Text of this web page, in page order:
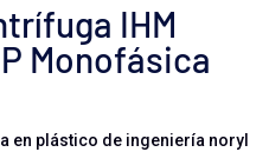
IHM
Monofásica
en plástico de ingeniería noryl